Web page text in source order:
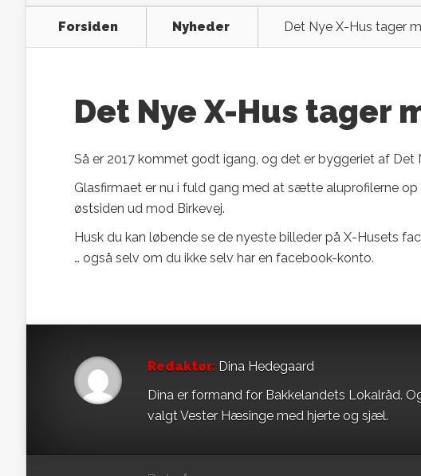
Forsiden Nyheder Det Nye X-Hus tager
Det Nye X-Hus tager
Så er 2017 kommet godt igang, og det er byggeriet af Det
Glasfirmaet er nu i fuld gang med at sætte aluprofilerne
østsiden ud mod Birkevej.
Husk du kan løbende se de nyeste billeder på X-Husets
… også selv om du ikke selv har en facebook-konto.
Redaktør: Dina Hedegaard
Dina er formand for Bakkelandets Lokalråd.
valgt Vester Hæsinge med hjerte og sjæl.